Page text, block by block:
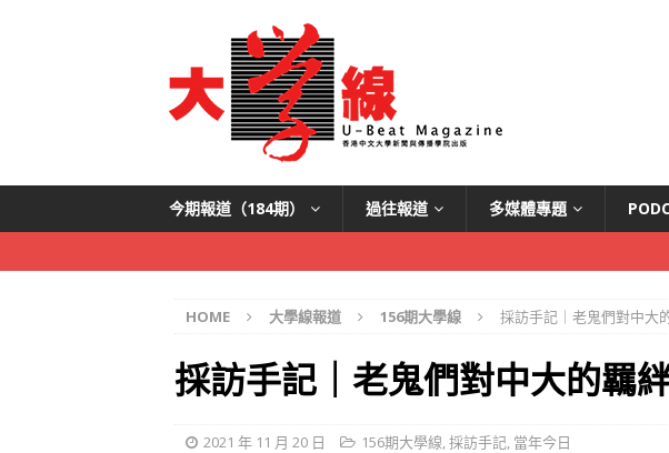
今期報道（184期） 過往報道 多媒體專題
HOME 大學線報道 156期大學線 採訪手記｜老鬼們對中大
採訪手記｜老鬼們對中大的羈
2021 年 11 月 20 日 156期大學線,採訪手記, 當年今日